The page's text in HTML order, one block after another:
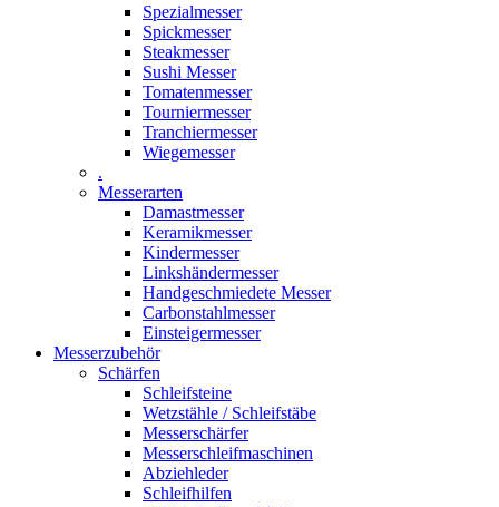
Spezialmesser
Spickmesser
Steakmesser
Sushi Messer
Tomatenmesser
Tourniermesser
Tranchiermesser
Wiegemesser
.
Messerarten
Damastmesser
Keramikmesser
Kindermesser
Linkshändermesser
Handgeschmiedete Messer
Carbonstahlmesser
Einsteigermesser
Messerzubehör
Schärfen
Schleifsteine
Wetzstähle / Schleifstäbe
Messerschärfer
Messerschleifmaschinen
Abziehleder
Schleifhilfen